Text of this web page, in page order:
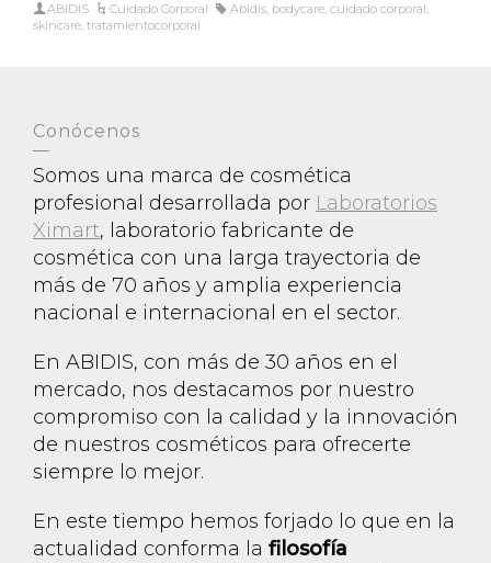
ABIDIS Cuidado Corporal Abidis, bodycare, cuidado corporal,
skincare, tratamientocorporal
Conócenos
Somos una marca de cosmética
profesional desarrollada por Laboratorios
Ximart, laboratorio fabricante de
cosmética con una larga trayectoria de
más de 70 años y amplia experiencia
nacional e internacional en el sector.
En ABIDIS, con más de 30 años en el
mercado, nos destacamos por nuestro
compromiso con la calidad y la innovación
de nuestros cosméticos para ofrecerte
siempre lo mejor.
En este tiempo hemos forjado lo que en la
actualidad conforma la filosofía